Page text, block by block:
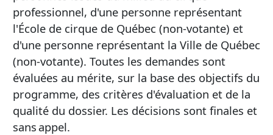
professionnel, d'une personne représentant
l'École de cirque de Québec (non-votante) et
d'une personne représentant la Ville de Québec
(non-votante). Toutes les demandes sont
évaluées au mérite, sur la base des objectifs du
programme, des critères d'évaluation et de la
qualité du dossier. Les décisions sont finales et
sans appel.